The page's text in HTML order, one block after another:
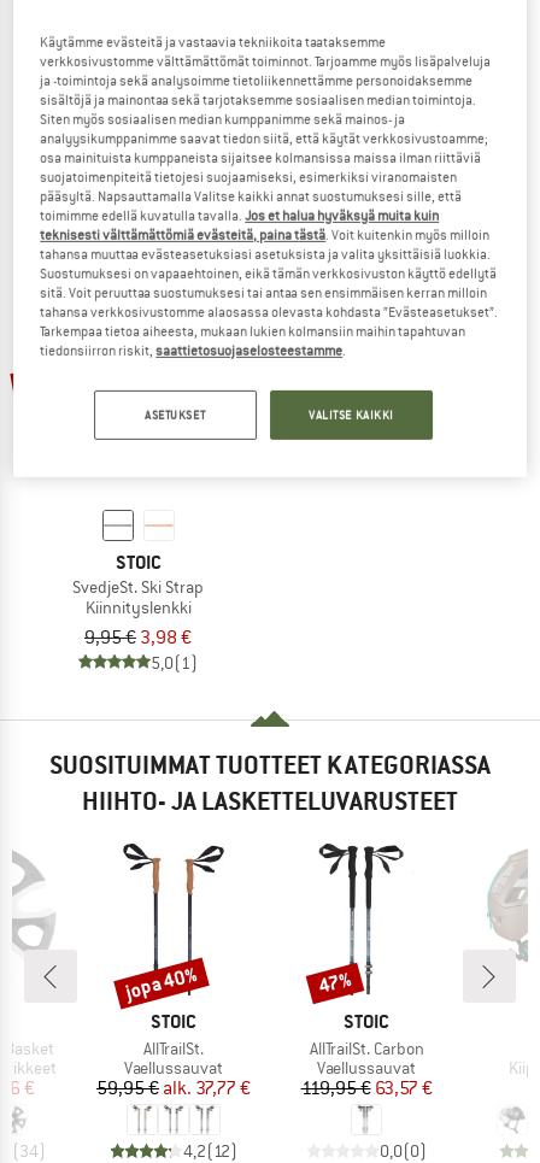
TOKO
Ergo Race File
17,95 €16,16 €
(0)
TOKO
Base Brush Nylon
Harja
17,95 € 16,16 €
5,0(2)
STOIC
SvedjeSt. Ski Strap
Kiinnityslenkki
9,95 € 3,98 €
5,0(1)
SUOSITUIMMAT TUOTTEET KATEGORIASSA
HIIHTO- JA LASKETTELUVARUSTEET
Basket
hinta
€
(34)
MERKKI
STOIC
Tuote
AllTrailSt.
Tuoteryhmä
Vaellussauvat
Hinta
59,95 € Alennettu hinta
alk. 37,77 €
4,2(12)
Alennus
jopa 40%
MERKKI
STOIC
Tuote
AllTrailSt. Carbon
Tuoteryhmä
Vaellussauvat
Hinta
119,95 €Alennettu hinta
63,57 €
0,0(0)
Alennus
47%
Käytämme evästeitä ja vastaavia tekniikoita taataksemme
verkkosivustomme välttämättömät toiminnot. Tarjoamme myös lisäpalveluja
ja -toimintoja sekä analysoimme tietoliikennettämme personoidaksemme
sisältöjä ja mainontaa sekä tarjotaksemme sosiaalisen median toimintoja.
Siten myös sosiaalisen median kumppanimme sekä mainos- ja
analyysikumppanimme saavat tiedon siitä, että käytät verkkosivustoamme;
osa mainituista kumppaneista sijaitsee kolmansissa maissa ilman riittäviä
suojatoimenpiteitä tietojesi suojaamiseksi, esimerkiksi viranomaisten
pääsyltä. Napsauttamalla Valitse kaikki annat suostumuksesi sille, että
toimimme edellä kuvatulla tavalla.Jos et halua hyväksyä muita kuin
teknisesti välttämättömiä evästeitä, paina tästä . Voit kuitenkin myös milloin
tahansa muuttaa evästeasetuksiasi asetuksista ja valita yksittäisiä luokkia.
Suostumuksesi on vapaaehtoinen, eikä tämän verkkosivuston käyttö edellytä
sitä. Voit peruuttaa suostumuksesi tai antaa sen ensimmäisen kerran milloin
tahansa verkkosivustomme alaosassa olevasta kohdasta ”Evästeasetukset”.
Tarkempaa tietoa aiheesta, mukaan lukien kolmansiin maihin tapahtuvan
tiedonsiirron riskit,saattietosuojaselosteestamme
ASETUKSET VALITSE KAIKKI